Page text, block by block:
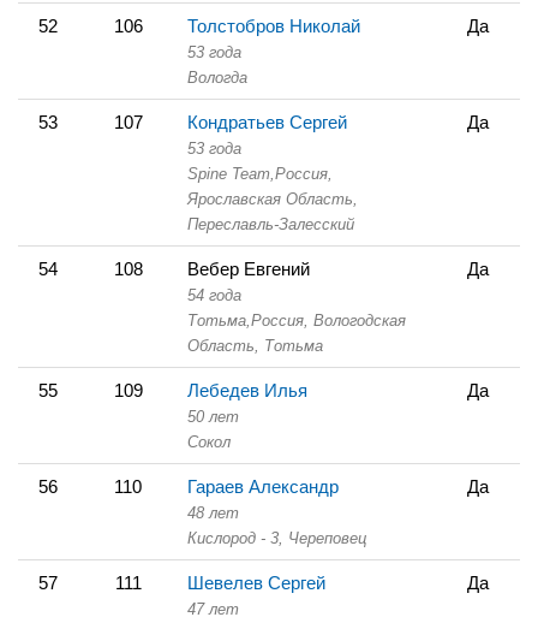
52 106 Толстобров Николай
53 года
Вологда
Да
53 107 Кондратьев Сергей
53 года
Spine Team, Россия,
Ярославская Область,
Переславль-Залесский
Да
54 108 Вебер Евгений
54 года
Тотьма, Россия, Вологодская
Область,
Тотьма
Да
55 109 Лебедев Илья
50 лет
Сокол
Да
56 110 Гараев Александр
48 лет
Кислород - 3, Череповец
Да
57 111 Шевелев Сергей
47 лет
Да